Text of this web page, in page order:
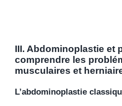
III. Abdominoplastie et
comprendre les
musculaires et
L’abdominoplastie